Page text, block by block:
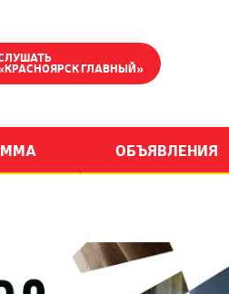
ГЛАВНЫЙ»
ОБЪЯВЛЕНИЯ